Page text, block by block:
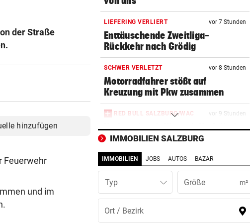
der Straße
hinzufügen
Feuerwehr
und im
LIEFERING VERLIERT vor 7 Stunden
Enttäuschende Zweitliga-
Rückkehr nach Grödig
SCHWER VERLETZT vor 8 Stunden
Motorradfahrer stößt auf
Kreuzung mit Pkw zusammen
RED BULL SALZBURG/WAC vor 9 Stunden
Verhounig mit Klausel, Verhältnis
am Prüfstand
VERHEERENDE UNWETTER vor 10 Stunden
Der Tag danach: „Es sieht aus wie
am Schlachtfeld“
vor 10 Stunden
IMMOBILIEN SALZBURG
IMMOBILIEN JOBS AUTOS BAZAR
Typ m²